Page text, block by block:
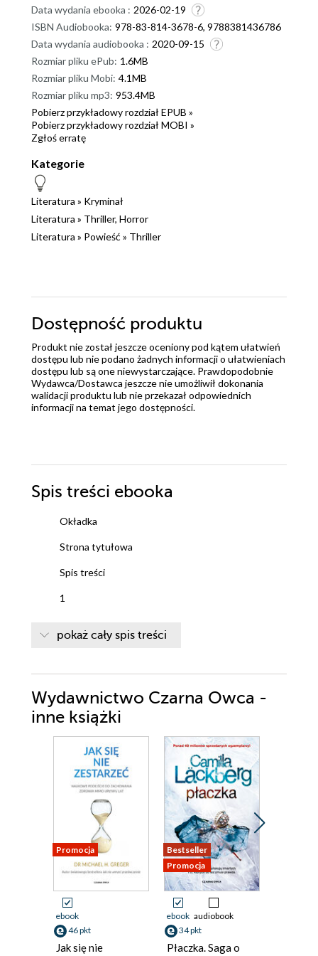
niczego nie można być pewnym. Warto zapamiętać
jego nazwisko. Jeżeli jeszcze nie znacie poprzednich
dwóch tomów, to radzę wam to szybko nadrobić.
Zacznijcie czytać od: "Czwartej małpy" później "Piąta
ofiara" i na końcu "Szóste dziecko". Dzięki temu lepiej
poznacie historie naszych bohaterów. Tym razem mój
ulubieniec, czyli detektyw Sam Porter będzie miał
niemałe problemy. Bardzo się o niego bałam.
odpowiedź odsyłam was do "Szóstego dziecka".
Najbardziej nielubianą postacią z tej części jest Anson
Bishop. Nie podobało mi się jego postępowanie.
Zasłużył na solidną karę. Czy karma do niego wróciła?
Jeżeli chcecie przeżyć emocjonalny rollercoaster, to
Data wydania ebooka : 2026-02-19
ISBN Audiobooka: 978-83-814-3678-6, 9788381436786
Data wydania audiobooka : 2020-09-15
Rozmiar pliku ePub: 1.6MB
Rozmiar pliku Mobi: 4.1MB
Rozmiar pliku mp3: 953.4MB
Pobierz przykładowy rozdział EPUB »
Pobierz przykładowy rozdział MOBI »
Zgłoś erratę
Kategorie
Literatura » Kryminał
Literatura » Thriller, Horror
Literatura » Powieść » Thriller
Dostępność produktu
Produkt nie został jeszcze oceniony pod kątem ułatwień
dostępu lub nie podano żadnych informacji o ułatwieniach
dostępu lub są one niewystarczające. Prawdopodobnie
Wydawca/Dostawca jeszcze nie umożliwił dokonania
walidacji produktu lub nie przekazał odpowiednich
informacji na temat jego dostępności.
Spis treści ebooka
Okładka
Strona tytułowa
Spis treści
1
4
5
6
11
13
14
pokaż cały spis treści
Wydawnictwo Czarna Owca -
inne książki
Promocja
ebook
46 pkt
Jak się nie
Bestseller
Promocja
ebook audiobook
34 pkt
Płaczka. Saga o